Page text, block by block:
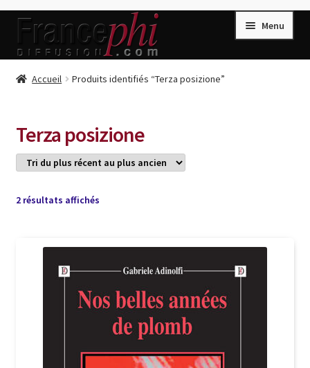
Aller
la
Aller
contenu
Menu
Accueil
Conditions de Vente
Connection
Listes d’Envies
Livres de Peter Randa
Livres de Philippe Randa
Accueil Produits identifiés “Terza posizione”
Terza posizione
2 résultats affichésTrié
récent
plus
ancien